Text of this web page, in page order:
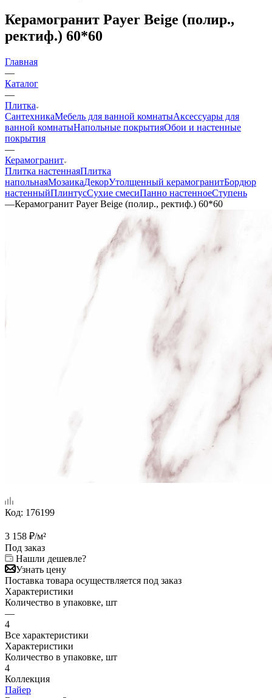
Керамогранит Payer Beige (полир.,
ректиф.) 60*60
Главная
—
Каталог
—
Плитка
СантехникаМебель для ванной комнатыАксессуары для
ванной комнатыНапольные покрытияОбои и настенные
покрытия
—
Керамогранит
Плитка настеннаяПлитка
напольнаяМозаикаДекорУтолщенный керамогранитБордюр
настенныйПлинтусСухие смесиПанно настенноеСтупень
—Керамогранит Payer Beige (полир., ректиф.) 60*60
Код: 176199
3 158 ₽/м²
Под заказ
Нашли дешевле?
Узнать цену
Поставка товара осуществляется под заказ
Характеристики
Количество в упаковке, шт
—
4
Все характеристики
Характеристики
Количество в упаковке, шт
4
Коллекция
Пайер